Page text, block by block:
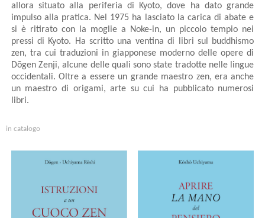
allora situato alla periferia di Kyoto, dove ha dato grande
impulso alla pratica. Nel 1975 ha lasciato la carica di abate e
si è ritirato con la moglie a Noke-in, un piccolo tempio nei
pressi di Kyoto. Ha scritto una ventina di libri sul buddhismo
zen, tra cui traduzioni in giapponese moderno delle opere di
Dōgen Zenji, alcune delle quali sono state tradotte nelle lingue
occidentali. Oltre a essere un grande maestro zen, era anche
un maestro di origami, arte su cui ha pubblicato numerosi
libri.
in catalogo